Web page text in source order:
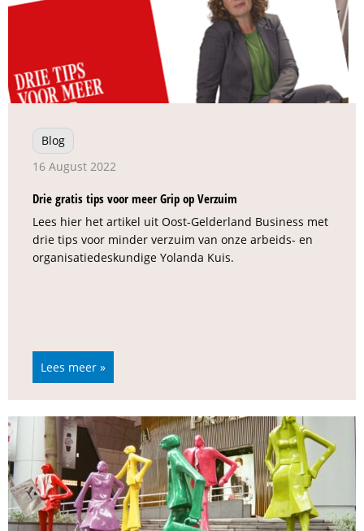
Blog
16 August 2022
Drie gratis tips voor meer Grip op Verzuim
Lees hier het artikel uit Oost-Gelderland Business met
drie tips voor minder verzuim van onze arbeids- en
organisatiedeskundige Yolanda Kuis.
Lees meer »